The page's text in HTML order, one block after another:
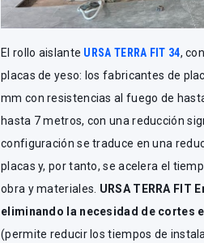
El rollo aislante URSA TERRA FIT 34,
placas de yeso: los fabricantes de
mm con resistencias al fuego de
hasta 7 metros, con una reducción
configuración se traduce en una
placas y, por tanto, se acelera el
obra y materiales. URSA TERRA FIT
eliminando la necesidad de cortes
(permite reducir los tiempos de